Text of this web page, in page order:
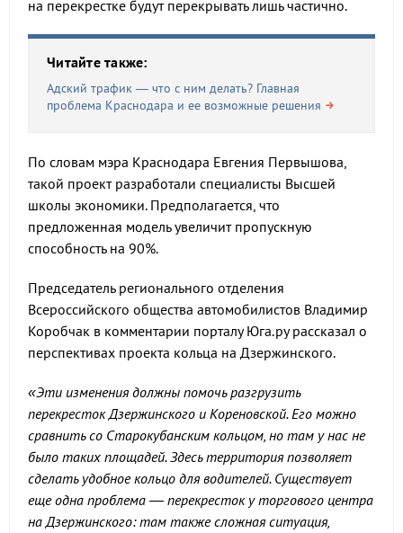
на перекрестке будут перекрывать лишь частично.
Читайте также:
Адский трафик — что с ним делать? Главная
проблема Краснодара и ее возможные решения
По словам мэра Краснодара Евгения Первышова,
такой проект разработали специалисты Высшей
школы экономики. Предполагается, что
предложенная модель увеличит пропускную
способность на 90%.
Председатель регионального отделения
Всероссийского общества автомобилистов Владимир
Коробчак в комментарии порталу Юга.ру рассказал о
перспективах проекта кольца на Дзержинского.
«Эти изменения должны помочь разгрузить
перекресток Дзержинского и Кореновской. Его можно
сравнить со Старокубанским кольцом, но там у нас не
было таких площадей. Здесь территория позволяет
сделать удобное кольцо для водителей. Существует
еще одна проблема — перекресток у торгового центра
на Дзержинского: там также сложная ситуация,